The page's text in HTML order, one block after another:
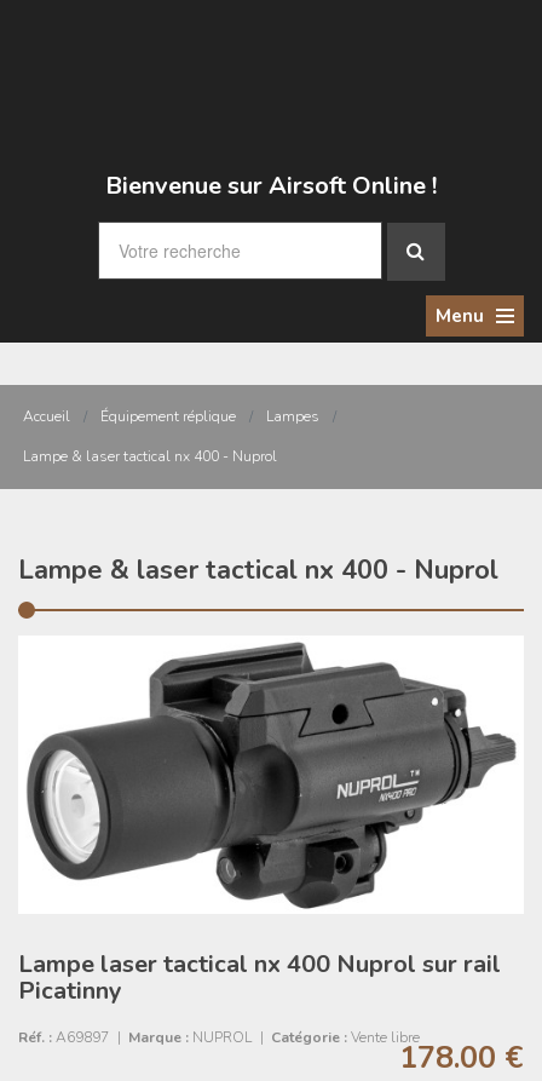
Bienvenue sur Airsoft Online !
Menu
Accueil / Équipement réplique / Lampes /
Lampe & laser tactical nx 400 - Nuprol
Lampe & laser tactical nx 400 - Nuprol
Lampe laser tactical nx 400 Nuprol sur rail
Picatinny
Réf. :A69897 | Marque : NUPROL | Catégorie :Vente libre178.00 €